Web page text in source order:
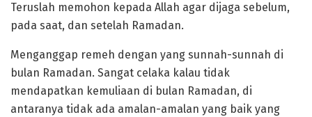
Teruslah memohon kepada Allah agar dijaga sebelum,
pada saat, dan setelah Ramadan.
Menganggap remeh dengan yang sunnah-sunnah di
bulan Ramadan. Sangat celaka kalau tidak
mendapatkan kemuliaan di bulan Ramadan, di
antaranya tidak ada amalan-amalan yang baik yang